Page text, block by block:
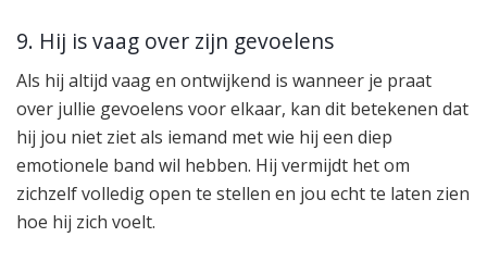
9. Hij is vaag over zijn gevoelens
Als hij altijd vaag en ontwijkend is wanneer je praat
over jullie gevoelens voor elkaar, kan dit betekenen dat
hij jou niet ziet als iemand met wie hij een diep
emotionele band wil hebben. Hij vermijdt het om
zichzelf volledig open te stellen en jou echt te laten zien
hoe hij zich voelt.